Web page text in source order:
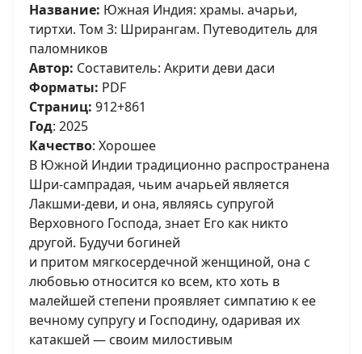
Название: Южная Индия: храмы. ачарьи,
тиртхи. Том 3: Шрирангам. Путеводитель для
паломников
Автор: Составитель: Акрити деви даси
Форматы: PDF
Страниц: 912+861
Год: 2025
Качество: Хорошее
В Южной Индии традиционно распространена
Шри-сампрадая, чьим ачарьей является
Лакшми-деви, и она, являясь супругой
Верховного Господа, знает Его как никто
другой. Будучи богиней
и притом мягкосердечной женщиной, она с
любовью относится ко всем, кто хоть в
малейшей степени проявляет симпатию к ее
вечному супругу и Господину, одаривая их
катакшей — своим милостивым